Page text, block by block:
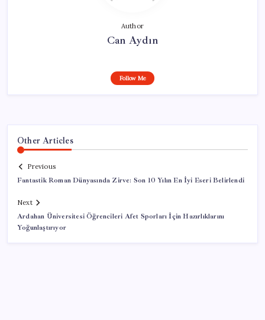
Author
Can Aydın
Follow Me
Other Articles
Previous
Fantastik Roman Dünyasında Zirve: Son 10 Yılın En İyi Eseri Belirlendi
Next
Ardahan Üniversitesi Öğrencileri Afet Sporları İçin Hazırlıklarını
Yoğunlaştırıyor